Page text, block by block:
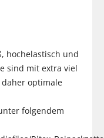
hochelastisch und
sind mit extra viel
optimale
folgendem